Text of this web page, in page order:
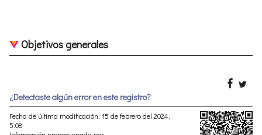
Objetivos generales
¿Detectaste algún error en este registro?
Fecha de última modificación: 15 de febrero del 2024,
5:08